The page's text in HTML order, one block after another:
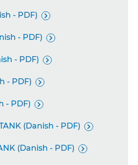
- PDF) 
- PDF) 
- PDF) 
- PDF) 
- PDF) 
(Danish - PDF) 
(Danish - PDF) 